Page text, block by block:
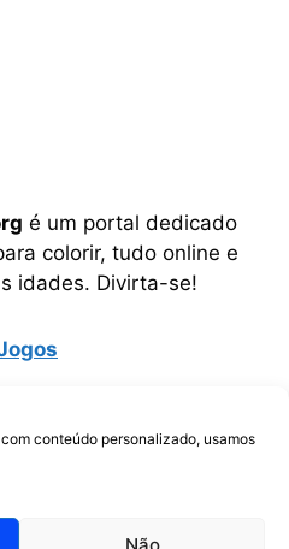
conteúdo personalizado, usamos
Não
é um portal dedicado
colorir, tudo online e
idades. Divirta-se!
direitos reservados.